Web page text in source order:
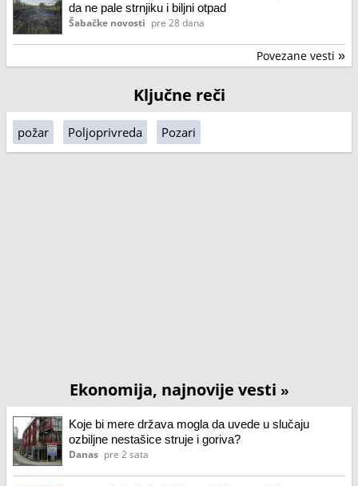
da ne pale strnjiku i biljni otpad
Šabačke novosti pre 28 dana
Povezane vesti »
Ključne reči
požar Poljoprivreda Pozari
Ekonomija, najnovije vesti »
Koje bi mere država mogla da uvede u slučaju
ozbiljne nestašice struje i goriva?
Danas pre 2 sata